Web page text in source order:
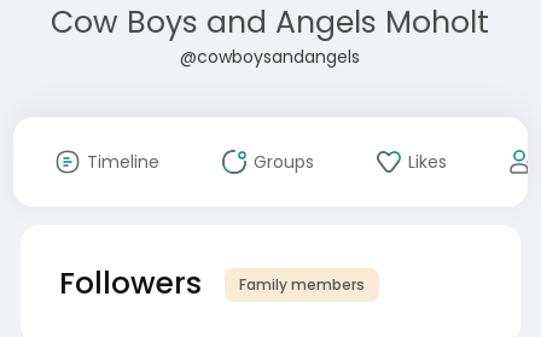
Cow Boys and Angels Moholt
@cowboysandangels
Timeline Groups Likes
Followers Family members